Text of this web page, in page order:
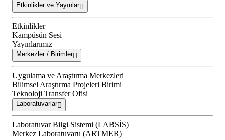
Etkinlikler ve Yayınlar
Etkinlikler
Kampüsün Sesi
Yayınlarımız
Merkezler / Birimler
Uygulama ve Araştırma Merkezleri
Bilimsel Araştırma Projeleri Birimi
Teknoloji Transfer Ofisi
Laboratuvarlar
Laboratuvar Bilgi Sistemi (LABSİS)
Merkez Laboratuvaru (ARTMER)